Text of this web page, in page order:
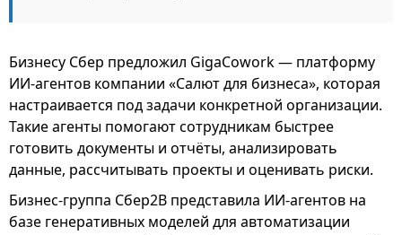
Бизнесу Сбер предложил GigaCowork — платформу
ИИ-агентов компании «Салют для бизнеса», которая
настраивается под задачи конкретной организации.
Такие агенты помогают сотрудникам быстрее
готовить документы и отчёты, анализировать
данные, рассчитывать проекты и оценивать риски.
Бизнес-группа Сбер2В представила ИИ-агентов на
базе генеративных моделей для автоматизации